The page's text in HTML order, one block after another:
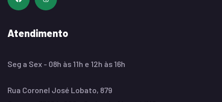
Atendimento
Seg a Sex - 08h às 11h e 12h às 16h
Rua Coronel José Lobato, 879